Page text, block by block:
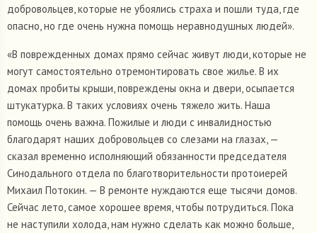
добровольцев, которые не убоялись страха и пошли туда, где
опасно, но где очень нужна помощь неравнодушных людей».
«В поврежденных домах прямо сейчас живут люди, которые не
могут самостоятельно отремонтировать свое жилье. В их
домах пробиты крыши, повреждены окна и двери, осыпается
штукатурка. В таких условиях очень тяжело жить. Наша
помощь очень важна. Пожилые и люди с инвалидностью
благодарят наших добровольцев со слезами на глазах, —
сказал временно исполняющий обязанности председателя
Синодального отдела по благотворительности протоиерей
Михаил Потокин. — В ремонте нуждаются еще тысячи домов.
Сейчас лето, самое хорошее время, чтобы потрудиться. Пока
не наступили холода, нам нужно сделать как можно больше,